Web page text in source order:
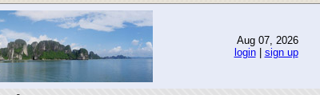
Aug 07, 2026
login| sign up